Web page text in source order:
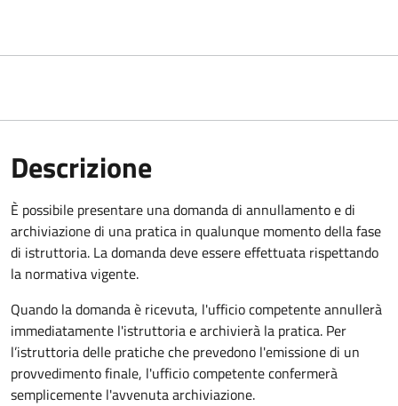
Descrizione
È possibile presentare una domanda di annullamento e di
archiviazione di una pratica in qualunque momento della fase
di istruttoria. La domanda deve essere effettuata rispettando
la normativa vigente.
Quando la domanda è ricevuta, l'ufficio competente annullerà
immediatamente l'istruttoria e archivierà la pratica. Per
l’istruttoria delle pratiche che prevedono l'emissione di un
provvedimento finale, l'ufficio competente confermerà
semplicemente l'avvenuta archiviazione.